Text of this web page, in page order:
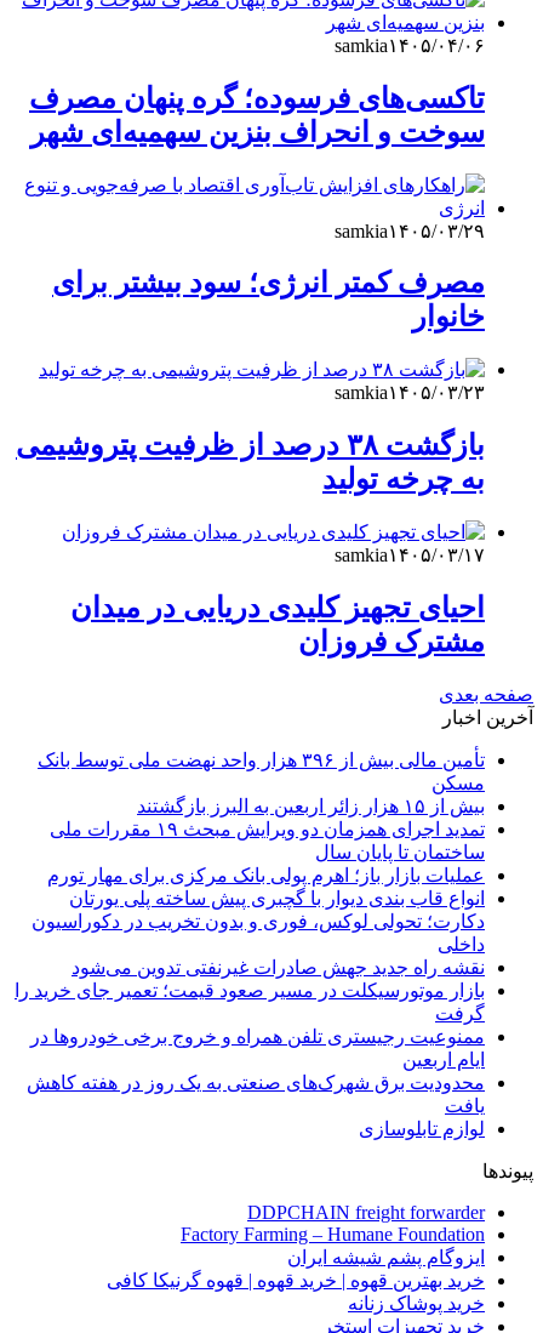
samkia۱۴۰۵/۰۴/۰۶
تاکسی‌های فرسوده؛ گره پنهان مصرف
سوخت و انحراف بنزین سهمیه‌ای شهر
samkia۱۴۰۵/۰۳/۲۹
مصرف کمتر انرژی؛ سود بیشتر برای
خانوار
samkia۱۴۰۵/۰۳/۲۳
بازگشت ۳۸ درصد از ظرفیت‌ پتروشیمی
به چرخه تولید
samkia۱۴۰۵/۰۳/۱۷
احیای تجهیز کلیدی دریایی در میدان
مشترک فروزان
صفحه بعدی
آخرین اخبار
تأمین مالی بیش از ۳۹۶ هزار واحد نهضت ملی توسط بانک
مسکن
بیش از ۱۵ هزار زائر اربعین به البرز بازگشتند
تمدید اجرای همزمان دو ویرایش مبحث ۱۹ مقررات ملی
ساختمان تا پایان سال
عملیات بازار باز؛ اهرم پولی بانک مرکزی برای مهار تورم
انواع قاب بندی دیوار با گچبری پیش ساخته پلی یورتان
دکارت؛ تحولی لوکس، فوری و بدون تخریب در دکوراسیون
داخلی
نقشه راه جدید جهش صادرات غیرنفتی تدوین می‌شود
بازار موتورسیکلت در مسیر صعود قیمت؛ تعمیر جای خرید را
گرفت
ممنوعیت رجیستری تلفن همراه و خروج برخی خودروها در
ایام اربعین
محدودیت برق شهرک‌های صنعتی به یک روز در هفته کاهش
یافت
لوازم تابلوسازی
پیوندها
DDPCHAIN freight forwarder
Factory Farming – Humane Foundation
ایزوگام پشم شیشه ایران
خرید بهترین قهوه | خرید قهوه | قهوه گرنیکا کافی
خرید پوشاک زنانه
خرید تجهیزات استخر